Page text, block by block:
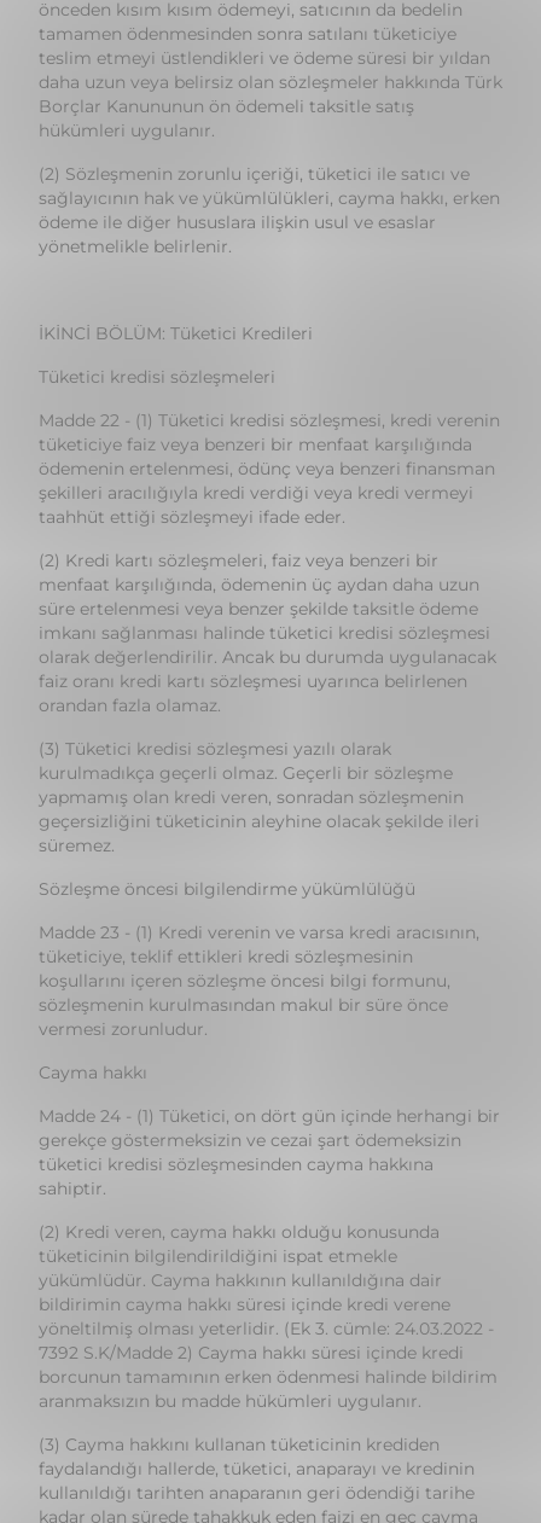
hükümleri uygulanır.
(2) Sözleşmenin zorunlu içeriği, tüketici ile satıcı ve
sağlayıcının hak ve yükümlülükleri, cayma hakkı, erken
ödeme ile diğer hususlara ilişkin usul ve esaslar
yönetmelikle belirlenir.
İKİNCİ BÖLÜM: Tüketici Kredileri
tüketiciye faiz veya benzeri bir menfaat karşılığında
ödemenin ertelenmesi, ödünç veya benzeri finansman
şekilleri aracılığıyla kredi verdiği veya kredi vermeyi
taahhüt ettiği sözleşmeyi ifade eder.
(2) Kredi kartı sözleşmeleri, faiz veya benzeri bir
menfaat karşılığında, ödemenin üç aydan daha uzun
süre ertelenmesi veya benzer şekilde taksitle ödeme
imkanı sağlanması halinde tüketici kredisi sözleşmesi
olarak değerlendirilir. Ancak bu durumda uygulanacak
faiz oranı kredi kartı sözleşmesi uyarınca belirlenen
orandan fazla olamaz.
(3) Tüketici kredisi sözleşmesi yazılı olarak
kurulmadıkça geçerli olmaz. Geçerli bir sözleşme
yapmamış olan kredi veren, sonradan sözleşmenin
geçersizliğini tüketicinin aleyhine olacak şekilde ileri
süremez.
Sözleşme öncesi bilgilendirme yükümlülüğü
Madde 23 - (1) Kredi verenin ve varsa kredi aracısının,
tüketiciye, teklif ettikleri kredi sözleşmesinin
koşullarını içeren sözleşme öncesi bilgi formunu,
sözleşmenin kurulmasından makul bir süre önce
vermesi zorunludur.
Cayma hakkı
Madde 24 - (1) Tüketici, on dört gün içinde herhangi bir
gerekçe göstermeksizin ve cezai şart ödemeksizin
tüketici kredisi sözleşmesinden cayma hakkına
sahiptir.
(2) Kredi veren, cayma hakkı olduğu konusunda
tüketicinin bilgilendirildiğini ispat etmekle
yükümlüdür. Cayma hakkının kullanıldığına dair
bildirimin cayma hakkı süresi içinde kredi verene
yöneltilmiş olması yeterlidir. (Ek 3. cümle: 24.03.2022 -
7392 S.K/Madde 2) Cayma hakkı süresi içinde kredi
borcunun tamamının erken ödenmesi halinde bildirim
aranmaksızın bu madde hükümleri uygulanır.
(3) Cayma hakkını kullanan tüketicinin krediden
faydalandığı hallerde, tüketici, anaparayı ve kredinin
kullanıldığı tarihten anaparanın geri ödendiği tarihe
kadar olan sürede tahakkuk eden faizi en geç cayma
bildirimini kredi verene göndermesinden sonra otuz
gün içinde geri öder. Bu süre içinde ödeme
yapılmaması halinde tüketici kredisinden cayılmamış
sayılır. Faiz, akdi faiz oranına göre hesaplanır.